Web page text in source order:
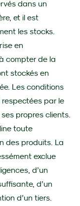
dans un
et il est
les stocks.
en
compter de la
stockés en
Les conditions
par le
propres clients.
toute
des produits. La
exclue
d’un
d’un
d’un tiers.